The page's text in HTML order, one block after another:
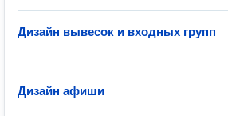
Дизайн вывесок и входных групп
Дизайн афиши